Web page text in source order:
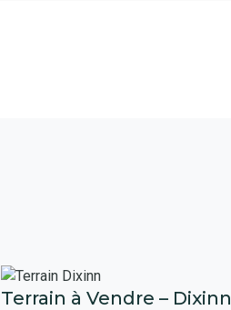
Terrain à Vendre – Dixinn